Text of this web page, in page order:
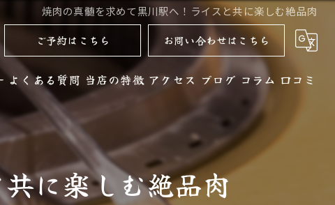
焼肉の真髄を求めて黒川駅へ！ライスと共に楽しむ絶品肉
ご予約はこちら お問い合わせはこちら
よくある質問 当店の特徴
お酒
ノンアルコール
アクセス ブログ コラム 口コミ
に楽しむ絶品肉